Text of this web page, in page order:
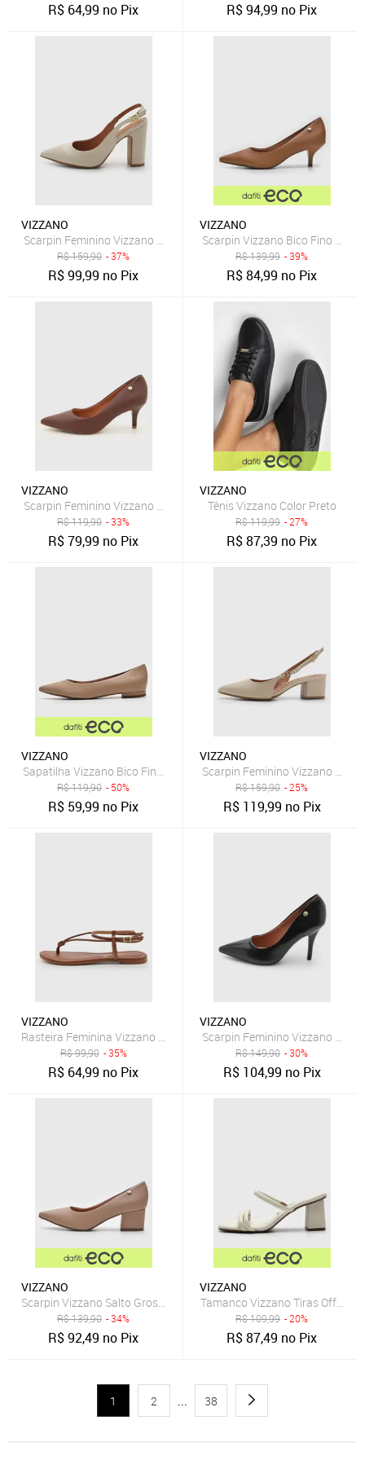
R$ 64,99 no Pix R$94,99 no Pix
VIZZANO
Scarpin Feminino Vizzano Slingback Salto Bloco Bico Fino Off-white
R$159,90 - 37%
R$99,99 no Pix
VIZZANO
Scarpin Vizzano Bico Fino
R$139,99 - 39%
R$84,99 no Pix
VIZZANO
Scarpin Feminino Vizzano Bico Fino Marrom
R$119,90 - 33%
R$79,99 no Pix
VIZZANO
Tênis Vizzano Color Preto
R$119,99 - 27%
R$87,39 no Pix
VIZZANO
Sapatilha Vizzano Bico Fino Bege
R$119,90 - 50%
R$ 59,99 no Pix
VIZZANO
Scarpin Feminino Vizzano Bico
R$159,90 - 25%
R$ 119,99 no Pix
VIZZANO
Rasteira Feminina Vizzano Tiras Trançadas Marrom
R$99,90 - 35%
R$ 64,99 no Pix
VIZZANO
Scarpin Feminino Vizzano Bico
R$149,90 - 30%
R$ 104,99 no Pix
VIZZANO
Scarpin Vizzano Salto Grosso Bege
R$139,90 - 34%
R$92,49 no Pix
VIZZANO
Tamanco Vizzano Tiras Off-
R$109,99 - 20%
R$87,49 no Pix
1 2 ... 38